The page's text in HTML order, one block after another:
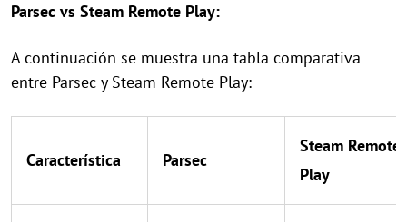
Parsec vs Steam Remote Play:
A continuación se muestra una tabla comparativa
entre Parsec y Steam Remote Play:
Característica Parsec
Steam Remote
Play